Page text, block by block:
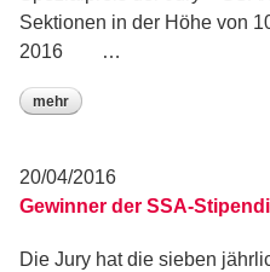
Sektionen in der Höhe von
2016​ …
mehr
20/04/2016
Gewinner der SSA-
Die Jury hat die sieben